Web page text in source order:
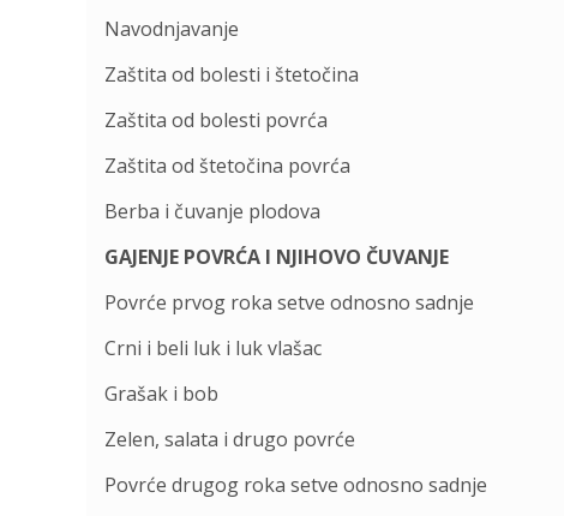
Navodnjavanje
Zaštita od bolesti i štetočina
Zaštita od bolesti povrća
Zaštita od štetočina povrća
Berba i čuvanje plodova
GAJENJE POVRĆA I NJIHOVO ČUVANJE
Povrće prvog roka setve odnosno sadnje
Crni i beli luk i luk vlašac
Grašak i bob
Zelen, salata i drugo povrće
Povrće drugog roka setve odnosno sadnje